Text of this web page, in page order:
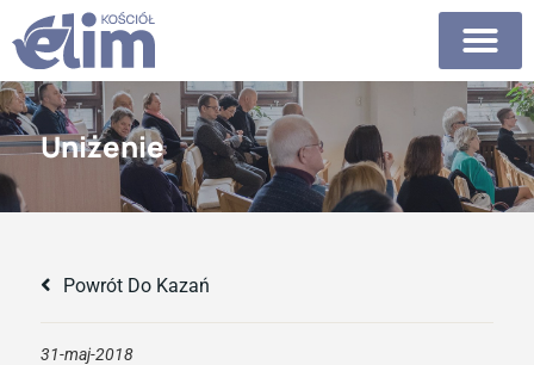
Uniżenie
Powrót Do Kazań
31-maj-2018